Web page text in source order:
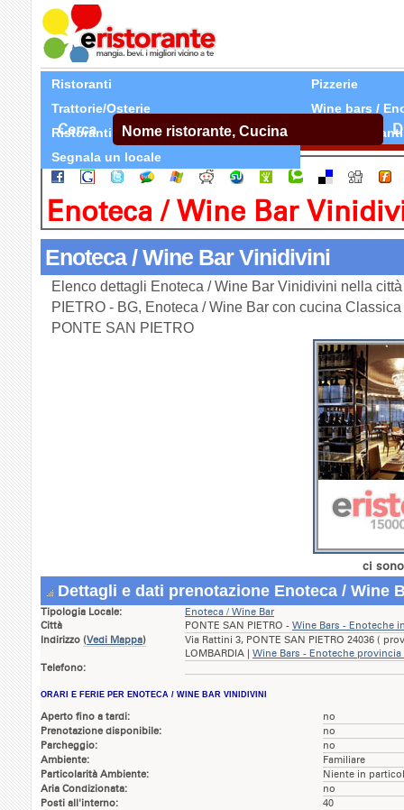
Ristoranti
Pizzerie
Trattorie/Osterie
Wine bars /
Ristoranti Etnici
Tutti Ristoranti
Segnala un locale
Cerca
Enoteca / Wine Bar
Enoteca / Wine Bar Vinidivini
Elenco dettagli Enoteca / Wine Bar Vinidivini nella
PIETRO - BG, Enoteca / Wine Bar con cucina
PONTE SAN PIETRO
ci
Dettagli e dati prenotazione Enoteca / Wine
Tipologia Locale:
Enoteca / Wine Bar
Città
PONTE SAN PIETRO - Wine Bars - Enoteche
Indirizzo (Vedi Mappa)
Via Rattini 3, PONTE SAN PIETRO 24036 (
LOMBARDIA | Wine Bars - Enoteche provincia
Telefono:
ORARI E FERIE PER ENOTECA / WINE BAR VINIDIVINI
Aperto fino a tardi:
no
Prenotazione disponibile:
no
Parcheggio:
no
Ambiente:
Familiare
Particolarità Ambiente:
Niente in
Aria Condizionata:
no
Posti all'interno:
40